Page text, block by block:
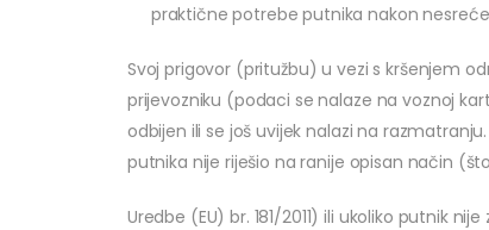
praktične potrebe putnika nakon nesreće
Svoj prigovor (pritužbu) u vezi s kršenjem
prijevozniku (podaci se nalaze na voznoj
odbijen ili se još uvijek nalazi na
putnika nije riješio na ranije opisan način
Uredbe (EU) br. 181/2011) ili ukoliko putnik